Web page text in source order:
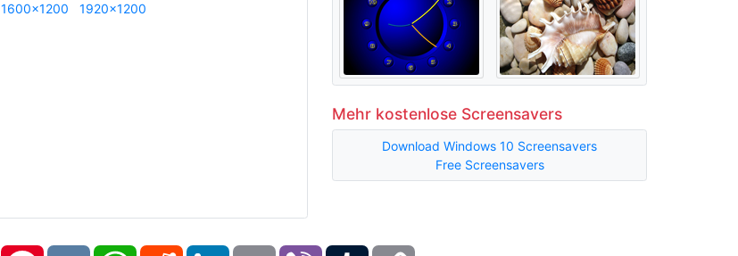
1600x1200 1920x1200
Mehr kostenlose Screensavers
Download Windows 10 Screensavers
Free Screensavers